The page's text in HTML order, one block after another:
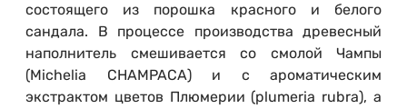
состоящего из порошка красного и белого
сандала. В процессе производства древесный
наполнитель смешивается со смолой Чампы
(Michelia CHAMPACA) и с ароматическим
экстрактом цветов Плюмерии (plumeria rubra), а